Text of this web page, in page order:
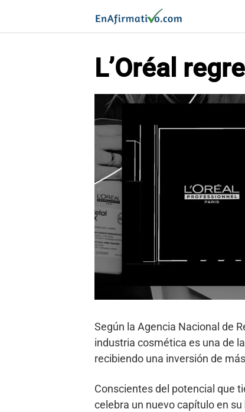
contenido
L’Oréal
Según la Agencia Nacional de
industria cosmética es una de
recibiendo una inversión de
Conscientes del potencial que
celebra un nuevo capítulo en